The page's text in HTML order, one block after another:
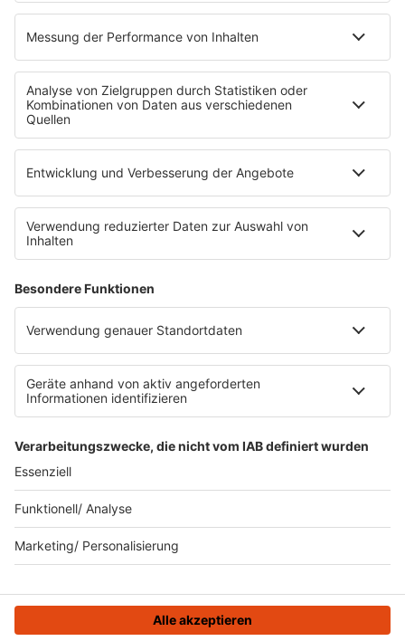
Phonostar
REGENBOGEN 2
WERBUNG
Leistungen und Produkte
Mediadaten und Preisliste
Ansprechpartner
RECHTLICHES
Impressum
Datenschutzeinstellungen
Datenverarbeitung bei Gewinnspielen
Teilnahmebedingungen
Gewinnspielregeln Social Media
KI-Leitlinie
KI-Leitlinie
© ROCK FM - Eine Marke der Audiotainment Südwest GmbH &
Co. KG